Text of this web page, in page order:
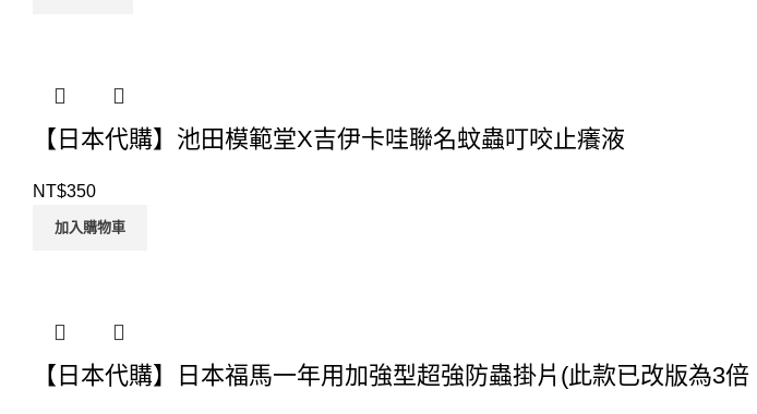
【日本代購】池田模範堂X吉伊卡哇聯名蚊蟲叮咬止癢液
NT$350
加入購物車
【日本代購】日本福馬一年用加強型超強防蟲掛片(此款已改版為3